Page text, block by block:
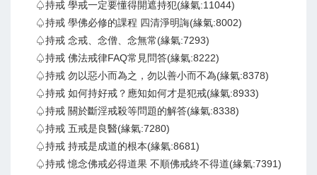
♤持戒 學戒一定要懂得開遮持犯(緣氣:11044)
♤持戒 學佛必修的課程 四清淨明誨(緣氣:8002)
♤持戒 念戒、念僧、念無常(緣氣:7293)
♤持戒 佛法戒律FAQ常見問答(緣氣:8222)
♤持戒 勿以惡小而為之，勿以善小而不為(緣氣:8378)
♤持戒 如何持好戒？應知如何才是犯戒(緣氣:8933)
♤持戒 關於斷淫戒殺等問題的解答(緣氣:8338)
♤持戒 五戒是良醫(緣氣:7280)
♤持戒 持戒是成道的根本(緣氣:8681)
♤持戒 憶念佛戒必得道果 不順佛戒終不得道(緣氣:7391)